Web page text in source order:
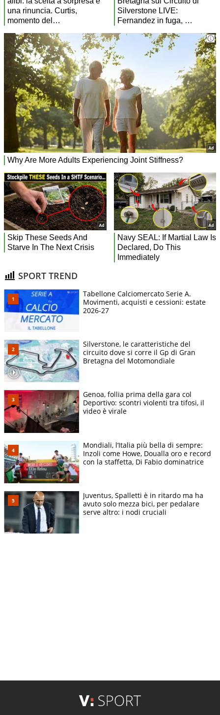
SPORT TREND
Tabellone Calciomercato Serie A.
Movimenti, acquisti e cessioni: estate
2026-27
Silverstone, le caratteristiche del
circuito dove si corre il Gp di Gran
Bretagna del Motomondiale
Genoa, follia prima della gara col
Deportivo: scontri violenti tra tifosi, il
video è virale
Mondiali, l’Italia più bella di sempre:
Inzoli come Howe, Doualla oro e record
con la staffetta, Di Fabio dominatrice
Juventus, Spalletti è in ritardo ma ha
avuto solo mezza bici, per pedalare
serve altro: i nodi cruciali